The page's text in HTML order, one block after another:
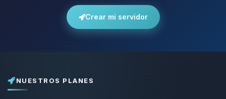
Crear mi servidor
NUESTROS PLANES